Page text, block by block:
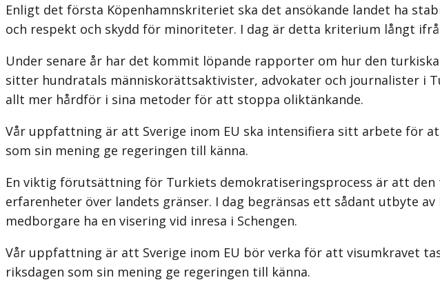
Enligt det första Köpenhamnskriteriet ska det ansökande landet ha
och respekt och skydd för minoriteter. I dag är detta kriterium långt
Under senare år har det kommit löpande rapporter om hur den
sitter hundratals människorättsaktivister, advokater och journalister i
allt mer hårdför i sina metoder för att stoppa oliktänkande.
Vår uppfattning är att Sverige inom EU ska intensifiera sitt arbete för
som sin mening ge regeringen till känna.
En viktig förutsättning för Turkiets demokratiseringsprocess är att
erfarenheter över landets gränser. I dag begränsas ett sådant utbyte
medborgare ha en visering vid inresa i Schengen.
Vår uppfattning är att Sverige inom EU bör verka för att visumkravet
riksdagen som sin mening ge regeringen till känna.